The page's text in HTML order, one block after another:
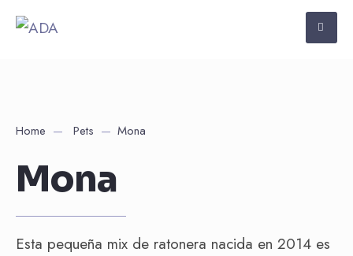
Home Pets Mona
Mona
Esta pequeña mix de ratonera nacida en 2014 es